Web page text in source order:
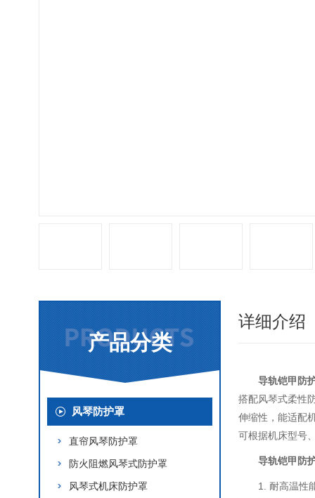
产品分类
风琴防护罩
直帘风琴防护罩
防火阻燃风琴式防护罩
风琴式机床防护罩
详细介绍
导轨铠甲防
搭配风琴式柔性
伸缩性，能适配
可根据机床型号
导轨铠甲防
1. 耐高温性